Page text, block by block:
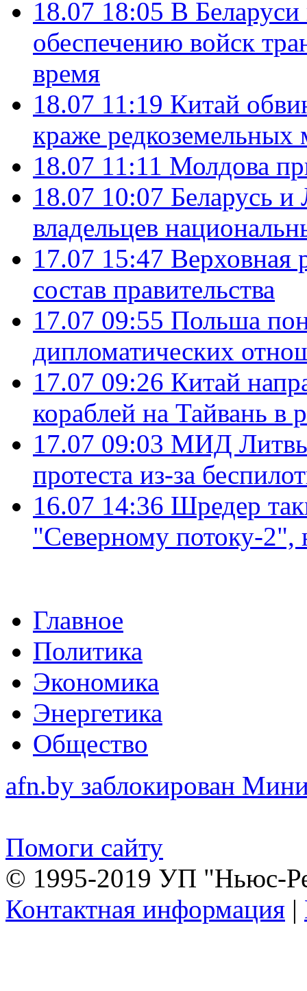
18.07 18:05 В
обеспечению войск
время
18.07 11:19 Китай
краже редкоземельных
18.07 11:11 Молдова
18.07 10:07 Беларусь
владельцев
17.07 15:47 Верховная
состав правительства
17.07 09:55 Польша
дипломатических
17.07 09:26 Китай
кораблей на Тайвань в
17.07 09:03 МИД Литвы
протеста из-за
16.07 14:36 Шредер
"Северному потоку-2",
Главное
Политика
Экономика
Энергетика
Общество
afn.by заблокирован
Помоги сайту
© 1995-2019 УП "Ньюс-
Контактная информация |